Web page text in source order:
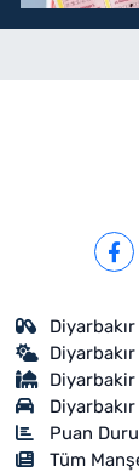
Puan
Tüm